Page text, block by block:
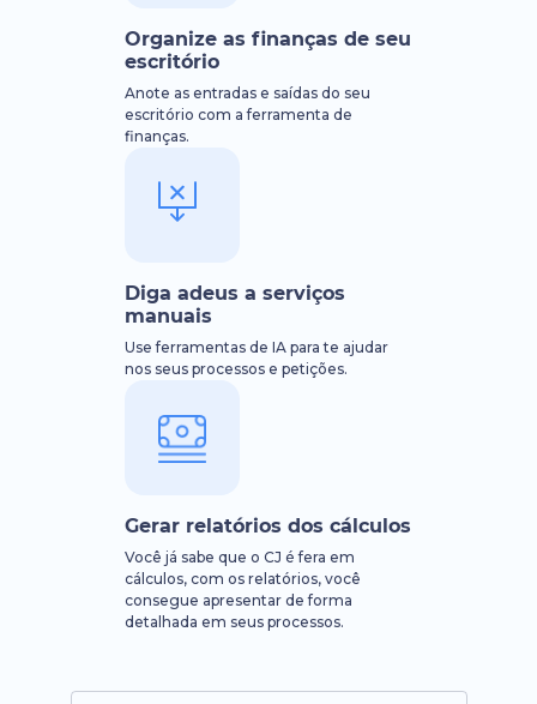
Organize as finanças de seu
escritório
Anote as entradas e saídas do seu
escritório com a ferramenta de
finanças.
Diga adeus a serviços
manuais
Use ferramentas de IA para te ajudar
nos seus processos e petições.
Gerar relatórios dos cálculos
Você já sabe que o CJ é fera em
cálculos, com os relatórios, você
consegue apresentar de forma
detalhada em seus processos.